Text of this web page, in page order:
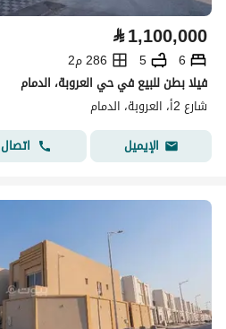
⃁1,100,000
6
5
286 م2
فيلا بطن للبيع في حي العروبة، الدمام
شارع 2أ، العروبة، الدمام
الإيميل
اتصال